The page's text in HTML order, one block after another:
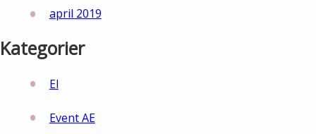
april 2019
Kategorier
El
Event AE